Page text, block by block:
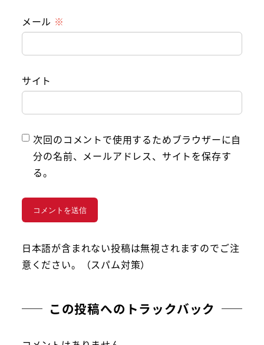
メール ※
サイト
次回のコメントで使用するためブラウザーに自
分の名前、メールアドレス、サイトを保存す
る。
日本語が含まれない投稿は無視されますのでご注
意ください。（スパム対策）
この投稿へのトラックバック